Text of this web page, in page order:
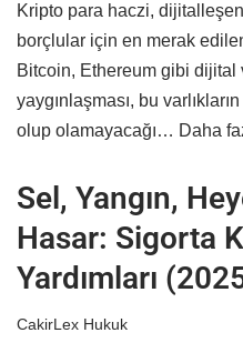
Kripto para haczi,
borçlular için en merak
Bitcoin, Ethereum gibi dijital
yaygınlaşması, bu
olup olamayacağı… Daha
Sel, Yangın,
Hasar: Sigorta
Yardımları
CakirLex Hukuk